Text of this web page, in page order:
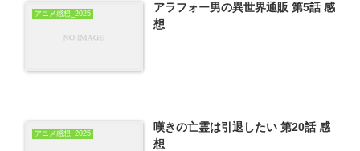
アニメ感想_2025
アラフォー男の異世界通販 第5話 感
想
アニメ感想_2025
嘆きの亡霊は引退したい 第20話 感
想